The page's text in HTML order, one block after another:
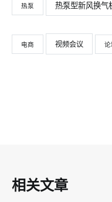
热泵 热泵型新风换气
电商 视频会议 论
相关文章